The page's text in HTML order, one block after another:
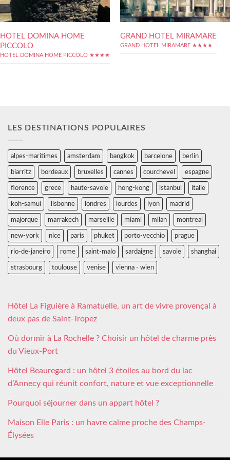
HOTEL DOMINA HOME
PICCOLO
HOTEL DOMINA HOME PICCOLO ★★★★
GRAND HOTEL MIRAMARE
GRAND HOTEL MIRAMARE ★★★★
LES DESTINATIONS POPULAIRES
alpes-maritimes amsterdam bangkok barcelone berlin
biarritz bordeaux bruxelles cannes courchevel espagne
florence grece haute-savoie hong-kong istanbul italie
koh-samui lisbonne londres lourdes lyon madrid
majorque marrakech marseille miami milan montreal
new-york nice paris phuket porto-vecchio prague
rio-de-janeiro rome saint-malo sardaigne savoie shanghai
strasbourg toulouse venise vienna - wien
Hôtel La Figuière à Ramatuelle, un art de vivre provençal à
deux pas de Saint-Tropez
Où dormir à La Rochelle ? Choisir un hôtel de charme près
du Vieux-Port
Hôtel Beauregard : un hôtel 3 étoiles au bord du lac
d’Annecy qui réunit confort, nature et vue exceptionnelle
Pourquoi séjourner dans un appart hôtel ?
Maison Elle Paris : un havre calme proche des Champs-
Élysées